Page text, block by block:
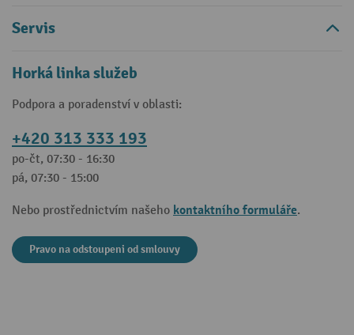
Servis
Horká linka služeb
Podpora a poradenství v oblasti:
+420 313 333 193
po-čt, 07:30 - 16:30
pá, 07:30 - 15:00
Nebo prostřednictvím našeho kontaktního formuláře.
Pravo na odstoupeni od smlouvy